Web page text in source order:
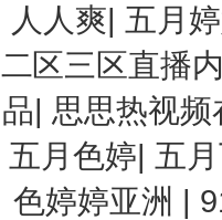
人人爽| 五月
二区三区直播
品| 思思热视频
五月色婷| 五
色婷婷亚洲 |